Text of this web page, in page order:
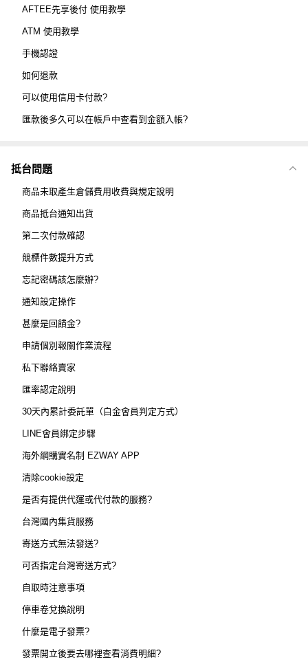
AFTEE先享後付 使用教學
ATM 使用教學
手機認證
如何退款
可以使用信用卡付款?
匯款後多久可以在帳戶中查看到金額入帳?
抵台問題
商品未取產生倉儲費用收費與規定說明
商品抵台通知出貨
第二次付款確認
競標件數提升方式
忘記密碼該怎麼辦?
通知設定操作
甚麼是回饋金?
申請個別報關作業流程
私下聯絡賣家
匯率認定說明
30天內累計委託單（白金會員判定方式）
LINE會員綁定步驟
海外網購實名制 EZWAY APP
清除cookie設定
是否有提供代運或代付款的服務?
台灣國內集貨服務
寄送方式無法發送?
可否指定台灣寄送方式?
自取時注意事項
停車卷兌換說明
什麼是電子發票?
發票開立後要去哪裡查看消費明細?